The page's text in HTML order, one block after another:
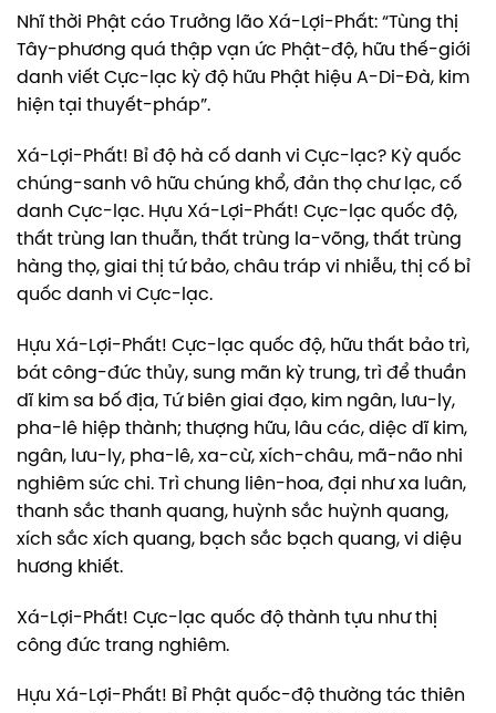
Nhĩ thời Phật cáo Trưởng lão Xá-Lợi-Phất: “Tùng thị
Tây-phương quá thập vạn ức Phật-độ, hữu thế-giới
danh viết Cực-lạc kỳ độ hữu Phật hiệu A-Di-Đà, kim
hiện tại thuyết-pháp”.
Xá-Lợi-Phất! Bỉ độ hà cố danh vi Cực-lạc? Kỳ quốc
chúng-sanh vô hữu chúng khổ, đản thọ chư lạc, cố
danh Cực-lạc. Hựu Xá-Lợi-Phất! Cực-lạc quốc độ,
thất trùng lan thuẫn, thất trùng la-võng, thất trùng
hàng thọ, giai thị tứ bảo, châu tráp vi nhiễu, thị cố bỉ
quốc danh vi Cực-lạc.
Hựu Xá-Lợi-Phất! Cực-lạc quốc độ, hữu thất bảo trì,
bát công-đức thủy, sung mãn kỳ trung, trì để thuần
dĩ kim sa bố địa, Tứ biên giai đạo, kim ngân, lưu-ly,
pha-lê hiệp thành; thượng hữu, lâu các, diệc dĩ kim,
ngân, lưu-ly, pha-lê, xa-cừ, xích-châu, mã-não nhi
nghiêm sức chi. Trì chung liên-hoa, đại như xa luân,
thanh sắc thanh quang, huỳnh sắc huỳnh quang,
xích sắc xích quang, bạch sắc bạch quang, vi diệu
hương khiết.
Xá-Lợi-Phất! Cực-lạc quốc độ thành tựu như thị
công đức trang nghiêm.
Hựu Xá-Lợi-Phất! Bỉ Phật quốc-độ thường tác thiên